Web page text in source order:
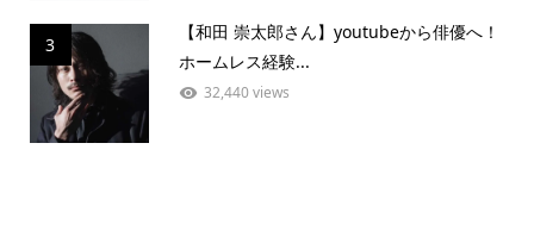
3
【和田 崇太郎さん】youtubeから俳優へ！
ホームレス経験...
32,440 views